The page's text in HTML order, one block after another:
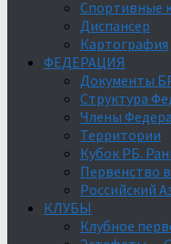
Спортивные
Диспансер
Картография
ФЕДЕРАЦИЯ
Документы
Структура
Члены
Территории
Кубок РБ.
Первенство
Российский
КЛУБЫ
Клубное